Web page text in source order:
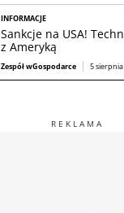
INFORMACJE
Sankcje na USA!
z Ameryką
Zespół wGospodarce 5